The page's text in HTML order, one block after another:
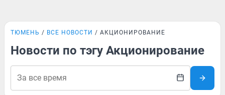
ТЮМЕНЬ ВСЕ НОВОСТИ АКЦИОНИРОВАНИЕ
Новости по тэгу Акционирование